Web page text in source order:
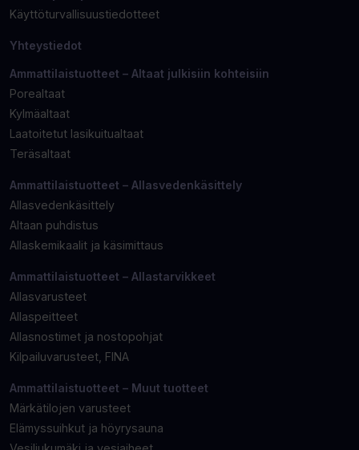
Käyttöturvallisuustiedotteet
Yhteystiedot
Ammattilaistuotteet – Altaat julkisiin kohteisiin
Porealtaat
Kylmäaltaat
Laatoitetut lasikuitualtaat
Teräsaltaat
Ammattilaistuotteet – Allasvedenkäsittely
Allasvedenkäsittely
Altaan puhdistus
Allaskemikaalit ja käsimittaus
Ammattilaistuotteet – Allastarvikkeet
Allasvarusteet
Allaspeitteet
Allasnostimet ja nostopohjat
Kilpailuvarusteet, FINA
Ammattilaistuotteet – Muut tuotteet
Märkätilojen varusteet
Elämyssuihkut ja höyrysauna